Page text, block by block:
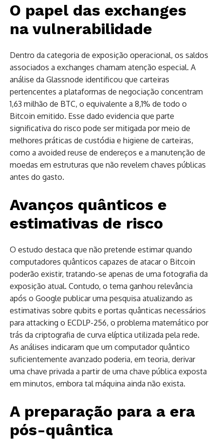
O papel das exchanges
na vulnerabilidade
Dentro da categoria de exposição operacional, os saldos
associados a exchanges chamam atenção especial. A
análise da Glassnode identificou que carteiras
pertencentes a plataformas de negociação concentram
1,63 milhão de BTC, o equivalente a 8,1% de todo o
Bitcoin emitido. Esse dado evidencia que parte
significativa do risco pode ser mitigada por meio de
melhores práticas de custódia e higiene de carteiras,
como a avoided reuse de endereços e a manutenção de
moedas em estruturas que não revelem chaves públicas
antes do gasto.
Avanços quânticos e
estimativas de risco
O estudo destaca que não pretende estimar quando
computadores quânticos capazes de atacar o Bitcoin
poderão existir, tratando-se apenas de uma fotografia da
exposição atual. Contudo, o tema ganhou relevância
após o Google publicar uma pesquisa atualizando as
estimativas sobre qubits e portas quânticas necessários
para attacking o ECDLP-256, o problema matemático por
trás da criptografia de curva elíptica utilizada pela rede.
As análises indicaram que um computador quântico
suficientemente avanzado poderia, em teoria, derivar
uma chave privada a partir de uma chave pública exposta
em minutos, embora tal máquina ainda não exista.
A preparação para a era
pós-quântica